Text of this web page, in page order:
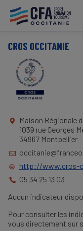
contenu
CROS OCCITANIE
Maison Régionale
1039 rue Georges
34967 Montpellier
http://www.cros-
05 34 25 13 03
Aucun indicateur
Pour consulter les
vous directement sur